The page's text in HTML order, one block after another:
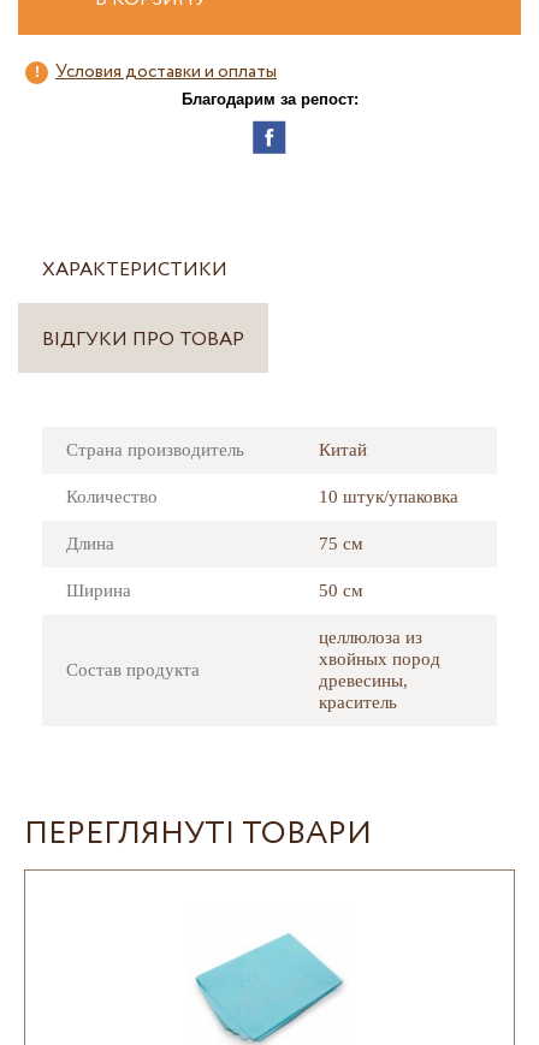
Условия доставки и оплаты
Благодарим за репост:
ХАРАКТЕРИСТИКИ
ВІДГУКИ ПРО ТОВАР
Страна производитель Китай
Количество 10 штук/упаковка
Длина 75 см
Ширина 50 см
Состав продукта
целлюлоза из
хвойных пород
древесины,
краситель
ПЕРЕГЛЯНУТІ ТОВАРИ